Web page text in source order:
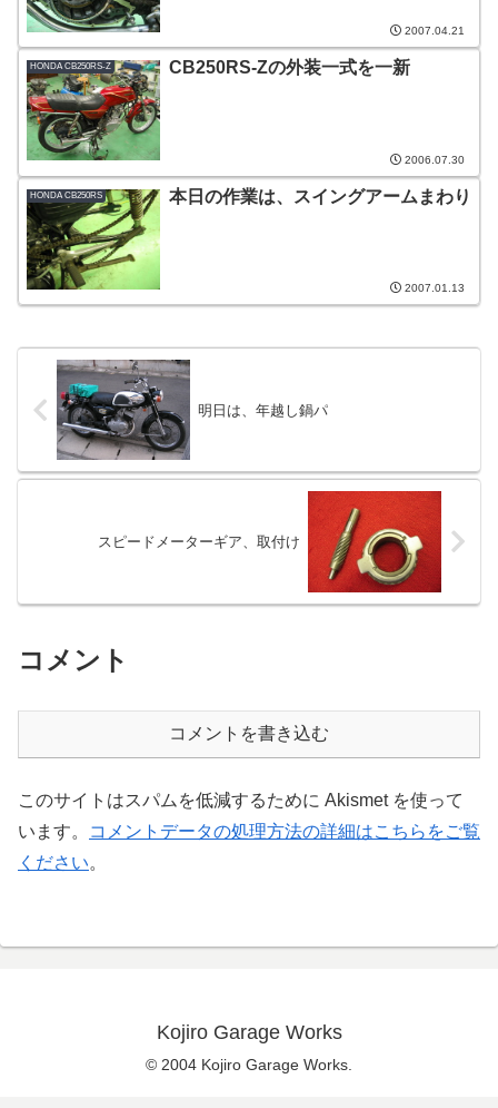
2007.04.21
HONDA CB250RS-Z CB250RS-Zの外装一式を一新
2006.07.30
HONDA CB250RS 本日の作業は、スイングアームまわり
2007.01.13
明日は、年越し鍋パ
スピードメーターギア、取付け
コメント
コメントを書き込む
このサイトはスパムを低減するために Akismet を使って
います。
コメントデータの処理方法の詳細はこちらをご覧
ください。
Kojiro Garage Works
© 2004 Kojiro Garage Works.